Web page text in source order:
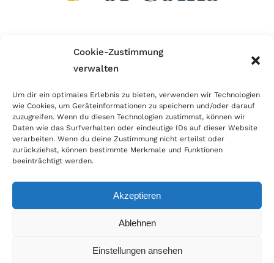
Cookie-Zustimmung
verwalten
Um dir ein optimales Erlebnis zu bieten, verwenden wir Technologien
wie Cookies, um Geräteinformationen zu speichern und/oder darauf
zuzugreifen. Wenn du diesen Technologien zustimmst, können wir
Daten wie das Surfverhalten oder eindeutige IDs auf dieser Website
verarbeiten. Wenn du deine Zustimmung nicht erteilst oder
zurückziehst, können bestimmte Merkmale und Funktionen
beeinträchtigt werden.
Akzeptieren
Ablehnen
Einstellungen ansehen
Wir sind Mitglied im Händlerbund!
erfolgreichen E-Commerce ein. Auch wir sind wie
viele Onlineshops im Netz Mitglied im Händlerbund
und unterstützen fairen Onlinehandel.
© Copyright 2026 | World of Coins |Impressum|Datenschutz|Cookie
|Zahlung & Versand